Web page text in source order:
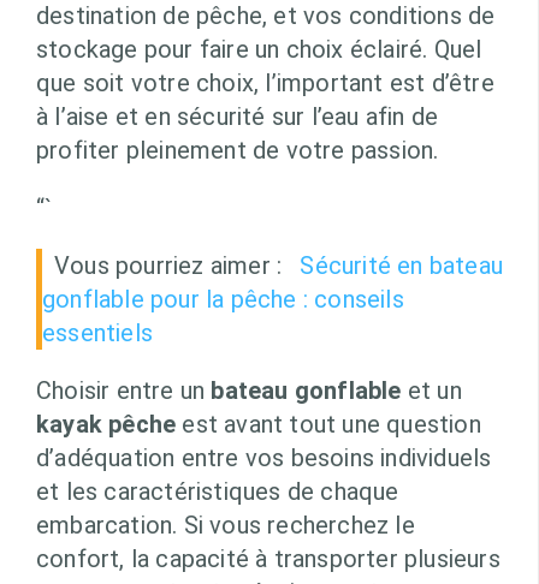
destination de pêche, et vos conditions de
stockage pour faire un choix éclairé. Quel
que soit votre choix, l’important est d’être
à l’aise et en sécurité sur l’eau afin de
profiter pleinement de votre passion.
“`
Vous pourriez aimer :
Sécurité en bateau
gonflable pour la pêche : conseils
essentiels
Choisir entre un bateau gonflable et un
kayak pêche est avant tout une question
d’adéquation entre vos besoins individuels
et les caractéristiques de chaque
embarcation. Si vous recherchez le
confort, la capacité à transporter plusieurs